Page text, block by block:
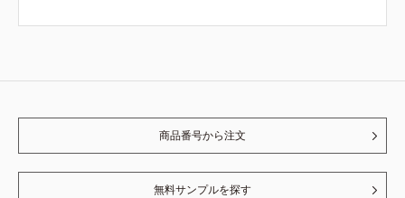
商品番号から注文
無料サンプルを探す